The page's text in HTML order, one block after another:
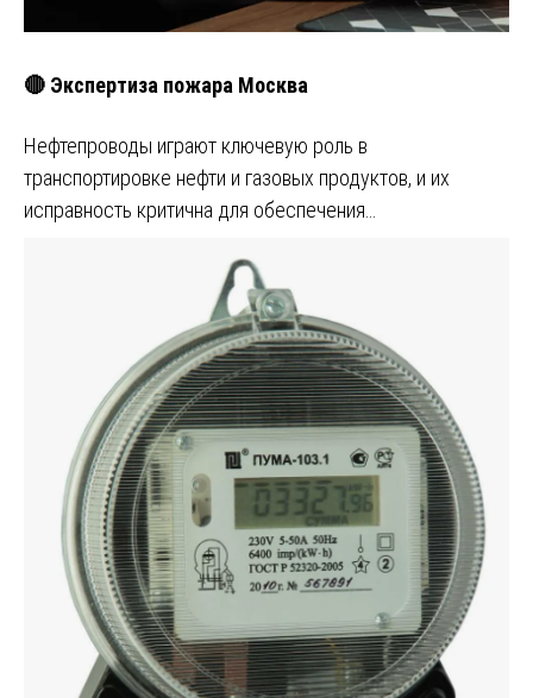
🔴 Экспертиза пожара Москва
Нефтепроводы играют ключевую роль в
транспортировке нефти и газовых продуктов, и их
исправность критична для обеспечения…